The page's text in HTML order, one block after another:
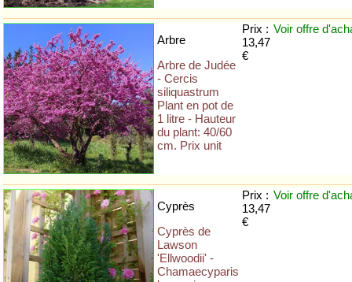
Arbre
Arbre de Judée
- Cercis
siliquastrum
Plant en pot de
1 litre - Hauteur
du plant: 40/60
cm. Prix unit
Prix :
13,47
€
Voir offre
Cyprès
Cyprès de
Lawson
'Ellwoodii' -
Chamaecyparis
Prix :
13,47
€
Voir offre